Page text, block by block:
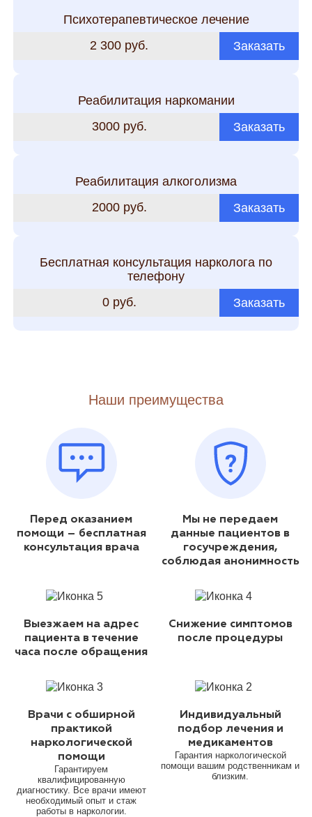
Психотерапевтическое лечение
2 300 руб.
Заказать
Реабилитация наркомании
3000 руб.
Заказать
Реабилитация алкоголизма
2000 руб.
Заказать
Бесплатная консультация нарколога по
телефону
0 руб.
Заказать
Наши преимущества
Перед оказанием
помощи – бесплатная
консультация врача
Мы не передаем
данные пациентов в
госучреждения,
соблюдая анонимность
Выезжаем на адрес
пациента в течение
часа после обращения
Снижение симптомов
после процедуры
Врачи с обширной
практикой
наркологической
помощи
Гарантируем
квалифицированную
диагностику. Все врачи имеют
необходимый опыт и стаж
работы в наркологии.
Индивидуальный
подбор лечения и
медикаментов
Гарантия наркологической
помощи вашим родственникам и
близким.